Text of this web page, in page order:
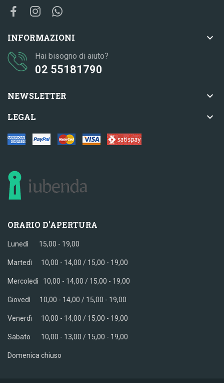
INFORMAZIONI 
Hai bisogno di aiuto?
02 55181790
NEWSLETTER 
LEGAL 
ORARIO D'APERTURA
Lunedì 15,00 - 19,00
Martedì 10,00 - 14,00 / 15,00 - 19,00
Mercoledì 10,00 - 14,00 / 15,00 - 19,00
Giovedì 10,00 - 14,00 / 15,00 - 19,00
Venerdì 10,00 - 14,00 / 15,00 - 19,00
Sabato 10,00 - 13,00 / 15,00 - 19,00
Domenica chiuso